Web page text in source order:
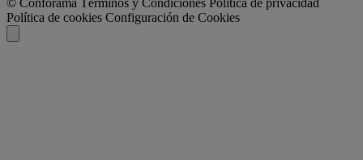
Política de cookies Configuración de Cookies